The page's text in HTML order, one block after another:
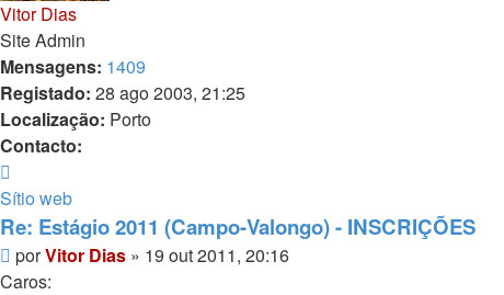
Vitor Dias
Site Admin
Mensagens: 1409
Registado: 28 ago 2003, 21:25
Localização: Porto
Contacto:
Vitor
Dias
Sítio web
Re: Estágio 2011 (Campo-Valongo) - INSCRIÇÕES
Mensagem
porVitor Dias » 19 out 2011, 20:16
Caros: